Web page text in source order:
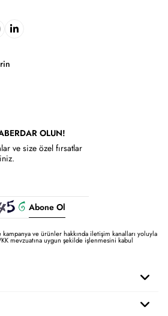
OLUN!
ve size özel fırsatlar
Abone Ol
ve ürünler hakkında iletişim kanalları yoluyla
mevzuatına uygun şekilde işlenmesini kabul